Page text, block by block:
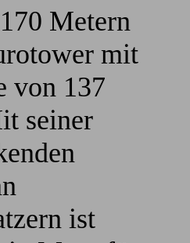
Metern
mit
von 137
seiner
ist